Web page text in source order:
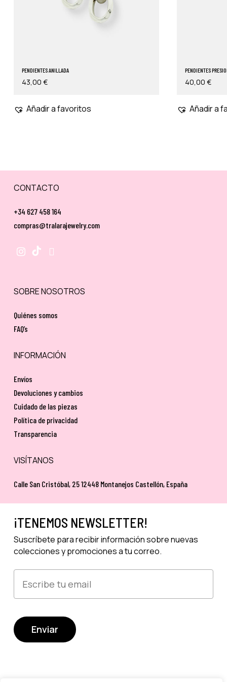
PENDIENTES ANILLADA
43,00 €
Añadir a favoritos
PENDIENTES
40,00 €
Añadir a
CONTACTO
+34 627 458 164
compras@tralarajewelry.com
SOBRE NOSOTROS
Quiénes somos
FAQ’s
INFORMACIÓN
Envíos
Devoluciones y cambios
Cuidado de las piezas
Política de privacidad
Transparencia
VISÍTANOS
Calle San Cristóbal, 25 12448 Montanejos Castellón, España
¡TENEMOS NEWSLETTER!
Suscríbete para recibir información sobre nuevas
colecciones y promociones a tu correo.